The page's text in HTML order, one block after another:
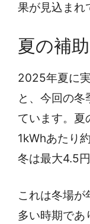
果が見込まれ
夏の補
2025年夏に
と、今回の
ています。夏
1kWhあたり
冬は最大4.5
これは冬場が
多い時期であ